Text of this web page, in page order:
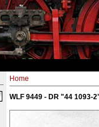
Home
WLF 9449 - DR "44 1093-